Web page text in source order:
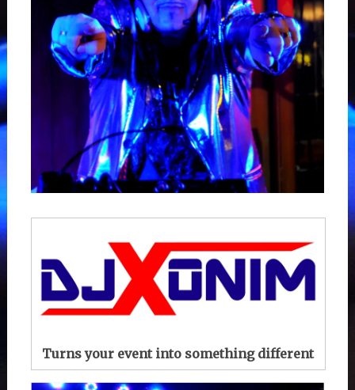
Turns your event into something different